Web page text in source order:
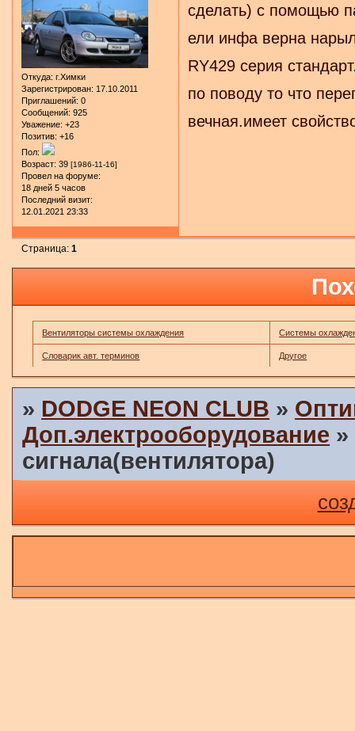
Откуда: г.Химки
Зарегистрирован: 17.10.2011
Приглашений: 0
Сообщений: 925
Уважение: +23
Позитив: +16
Пол:
Возраст: 39 [1986-11-16]
Провел на форуме:
18 дней 5 часов
Последний визит:
12.01.2021 23:33
сделать) с помощью
ели инфа верна
RY429 серия
по поводу то что
вечная.имеет
Страница:1
Вентиляторы системы охлаждения Системы
Словарик авт. терминов Другое
» DODGE NEON CLUB »
Доп.электрооборудование »
сигнала(вентилятора)